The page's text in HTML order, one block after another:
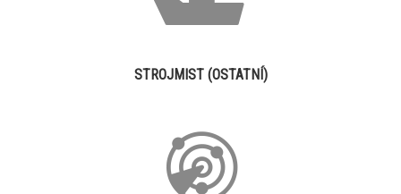
STROJMIST (OSTATNÍ)